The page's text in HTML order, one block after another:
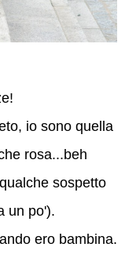
io sono quella
rosa...beh
sospetto
un po').
ero bambina.